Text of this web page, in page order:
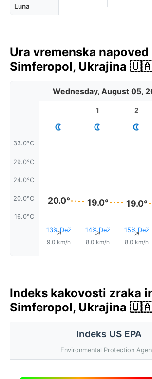
Luna
Ura vremenska napoved
Simferopol, Ukrajina
Wednesday, August 05,
33.0°C
29.0°C
24.0°C
20.0°C
16.0°C
20.0°
13% Dež
↑
9.0 km/h
1
19.0°
14% Dež
↑
8.0 km/h
2
19.0°
15% Dež
↑
8.0 km/h
Indeks kakovosti zraka
Simferopol, Ukrajina
Indeks US EPA
Environmental Protection